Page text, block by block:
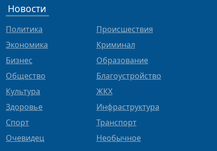
Новости
Политика
Экономика
Бизнес
Общество
Культура
Здоровье
Спорт
Очевидец
Происшествия
Криминал
Образование
Благоустройство
ЖКХ
Инфраструктура
Транспорт
Необычное